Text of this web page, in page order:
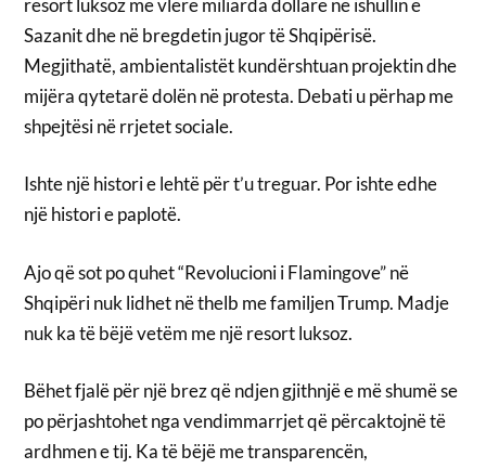
resort luksoz me vlerë miliarda dollarë në ishullin e
Sazanit dhe në bregdetin jugor të Shqipërisë.
Megjithatë, ambientalistët kundërshtuan projektin dhe
mijëra qytetarë dolën në protesta. Debati u përhap me
shpejtësi në rrjetet sociale.
Ishte një histori e lehtë për t’u treguar. Por ishte edhe
një histori e paplotë.
Ajo që sot po quhet “Revolucioni i Flamingove” në
Shqipëri nuk lidhet në thelb me familjen Trump. Madje
nuk ka të bëjë vetëm me një resort luksoz.
Bëhet fjalë për një brez që ndjen gjithnjë e më shumë se
po përjashtohet nga vendimmarrjet që përcaktojnë të
ardhmen e tij. Ka të bëjë me transparencën,